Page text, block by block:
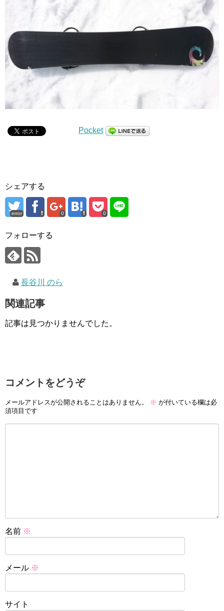
Pocket
シェアする
error 0 0
フォローする
長谷川 のら
関連記事
記事は見つかりませんでした。
コメントをどうぞ
メールアドレスが公開されることはありません。 ※ が付いている欄は必
須項目です
名前 ※
メール ※
サイト